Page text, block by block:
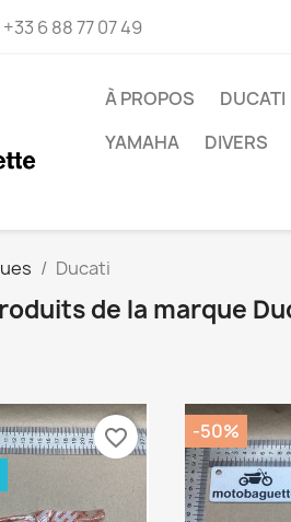
+33 6 88 77 07 49
À PROPOS DUCATI
YAMAHA
DIVERS
Ducati
de la marque
favorite_border -50%